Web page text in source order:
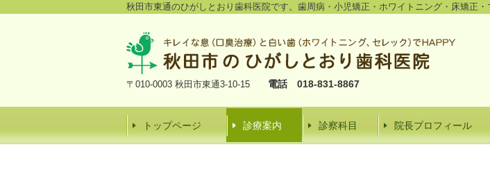
秋田市東通のひがしとおり歯科医院です。歯周病・小児矯正・ホワイトニング・床矯正
〒010-0003 秋田市東通3-10-15 電話 018-831-8867
トップページ 診療案内 診察科目 院長プロフィール